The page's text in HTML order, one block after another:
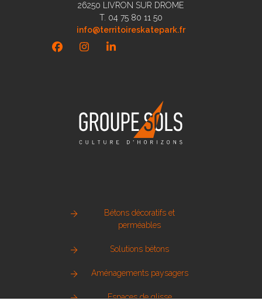
26250 LIVRON SUR DROME
T. 04 75 80 11 50
info@territoireskatepark.fr
FacebookInstagramLinkedIn
Bétons décoratifs et
perméables
Solutions bétons
Aménagements paysagers
Espaces de glisse